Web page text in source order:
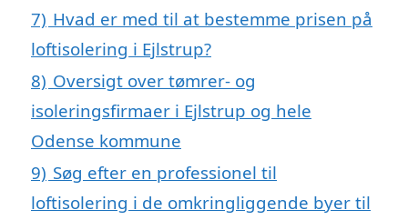
7) Hvad er med til at bestemme prisen på
loftisolering i Ejlstrup?
8) Oversigt over tømrer- og
isoleringsfirmaer i Ejlstrup og hele
Odense kommune
9) Søg efter en professionel til
loftisolering i de omkringliggende byer til